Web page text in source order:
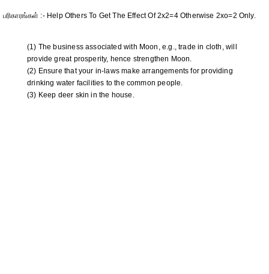
பரிகாரங்கள் :- Help Others To Get The Effect Of 2x2=4 Otherwise 2xo=2 Only.
(1) The business associated with Moon, e.g., trade in cloth, will
provide great prosperity, hence strengthen Moon.
(2) Ensure that your in-laws make arrangements for providing
drinking water facilities to the common people.
(3) Keep deer skin in the house.